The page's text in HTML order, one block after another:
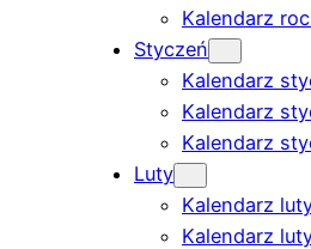
Kalendarz
Styczeń
Kalendarz
Kalendarz
Kalendarz
Luty
Kalendarz
Kalendarz